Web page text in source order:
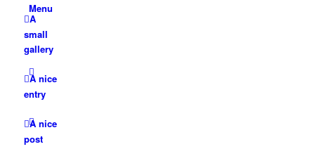
Menu
A
small
gallery
A nice
entry
A nice
post